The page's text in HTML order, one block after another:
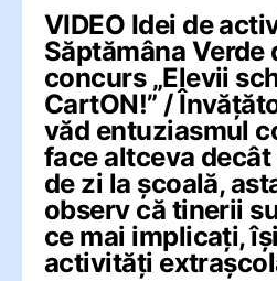
VIDEO Idei de
Săptămâna
concurs „Elevii
CartON!” /
văd entuziasmul
face altceva
de zi la școală,
observ că tinerii
ce mai implicați,
activități